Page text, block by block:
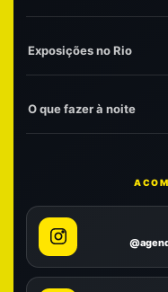
Exposições no Rio
O que fazer à noite